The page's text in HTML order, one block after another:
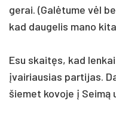
gerai. (Galėtume vėl
kad daugelis mano
Esu skaitęs, kad
įvairiausias partijas.
šiemet kovoje į Seimą